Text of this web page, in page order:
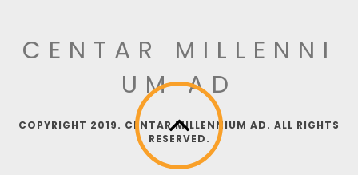
CENTAR MILLENNI
UM AD
COPYRIGHT 2019. CENTAR MILLENNIUM AD. ALL RIGHTS
RESERVED.